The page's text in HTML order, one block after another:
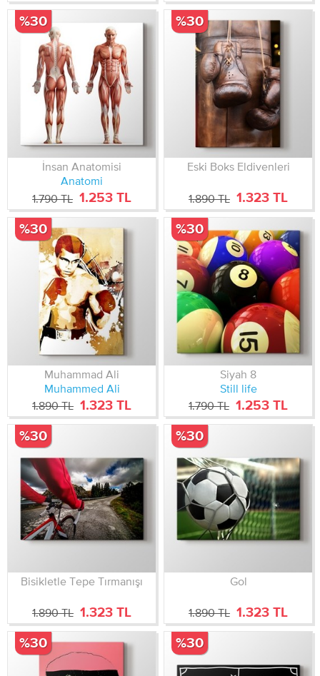
İnsan Anatomisi
Anatomi
1.790 TL 1.253 TL
%30
Eski Boks Eldivenleri
1.890 TL 1.323 TL
%30
Muhammad Ali
Muhammed Ali
1.890 TL 1.323 TL
%30
Siyah 8
Still life
1.790 TL 1.253 TL
%30
Bisikletle Tepe Tırmanışı
1.890 TL 1.323 TL
%30
Gol
1.890 TL 1.323 TL
%30
%30 %30